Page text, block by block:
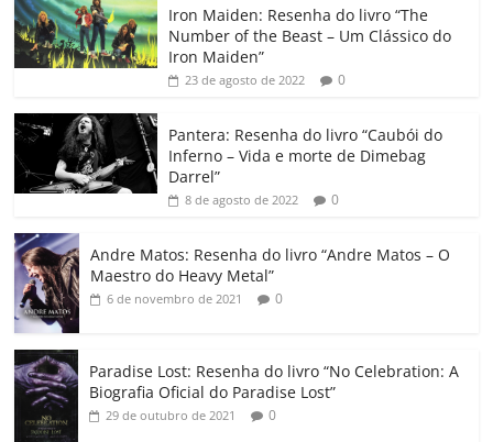
e
b
o
o
k
er s
A
p
e
dI
gl
e
Cl
a
ss
ro
o
y
Li
k
p
h
ar
Iron Maiden: Resenha do livro “The
Number of the Beast – Um Clássico do
Iron Maiden”
23 de agosto de 2022 0
Pantera: Resenha do livro “Caubói do
Inferno – Vida e morte de Dimebag
Darrel”
8 de agosto de 2022 0
Andre Matos: Resenha do livro “Andre Matos – O
Maestro do Heavy Metal”
6 de novembro de 2021 0
Paradise Lost: Resenha do livro “No Celebration: A
Biografia Oficial do Paradise Lost”
29 de outubro de 2021 0